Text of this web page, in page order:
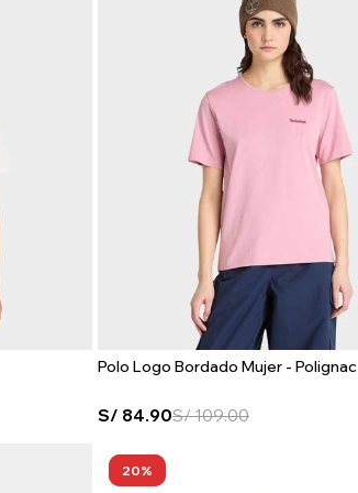
Polo Logo Bordado Mujer - Polignac
S/ 84.90S/109.00
20